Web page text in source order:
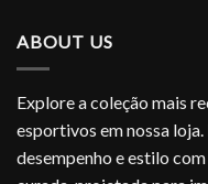
ABOUT US
Explore a coleção mais
esportivos em nossa
desempenho e estilo